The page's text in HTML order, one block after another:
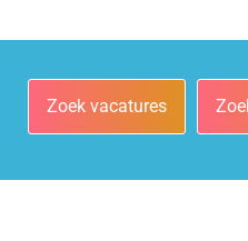
Zoek vacatures